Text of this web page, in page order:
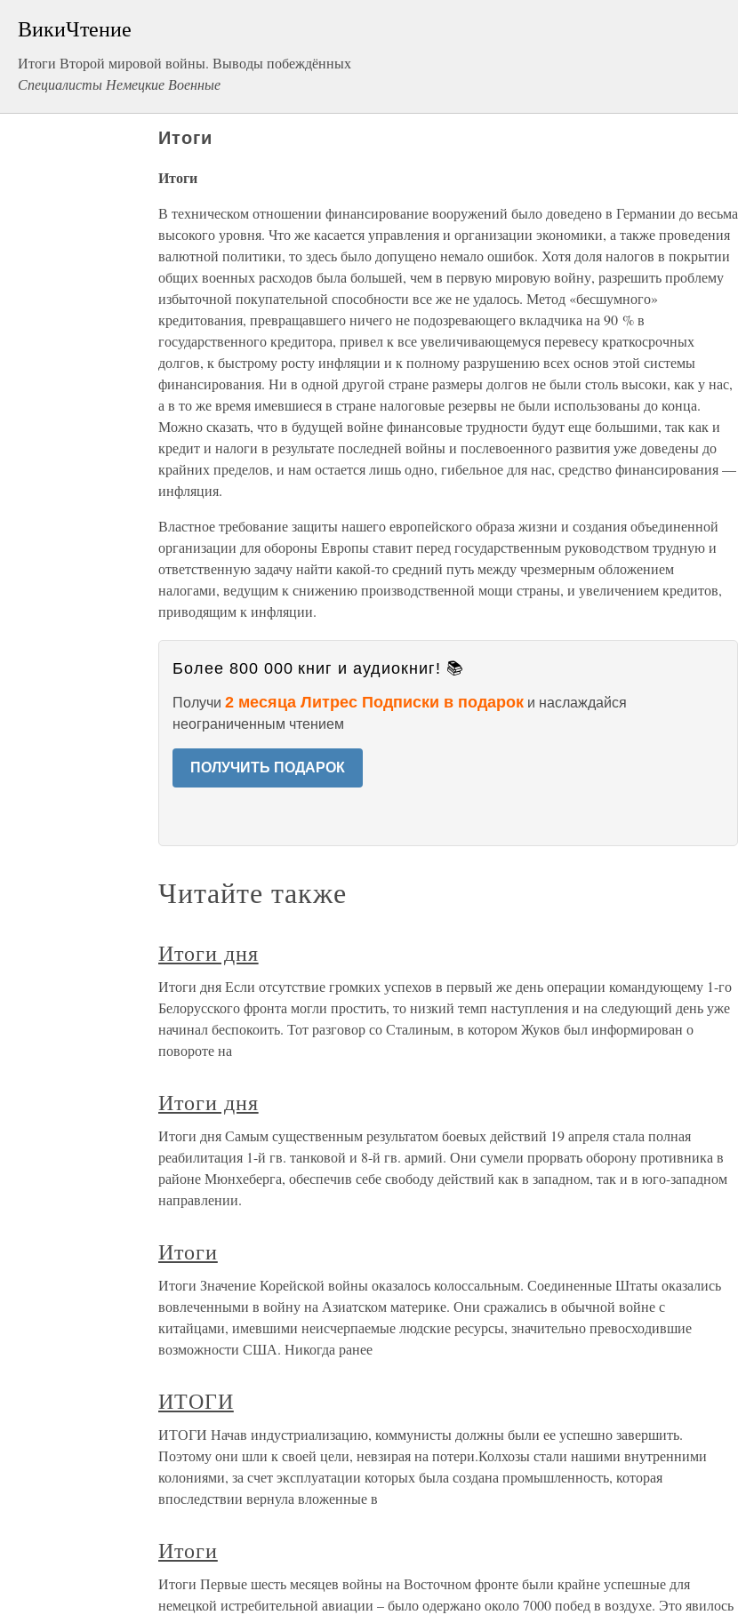
ВикиЧтение
Итоги Второй мировой войны. Выводы побеждённых
Специалисты Немецкие Военные
Итоги
Итоги
В техническом отношении финансирование вооружений было доведено в Германии до весьма
высокого уровня. Что же касается управления и организации экономики, а также проведения
валютной политики, то здесь было допущено немало ошибок. Хотя доля налогов в покрытии
общих военных расходов была большей, чем в первую мировую войну, разрешить проблему
избыточной покупательной способности все же не удалось. Метод «бесшумного»
кредитования, превращавшего ничего не подозревающего вкладчика на 90 % в
государственного кредитора, привел к все увеличивающемуся перевесу краткосрочных
долгов, к быстрому росту инфляции и к полному разрушению всех основ этой системы
финансирования. Ни в одной другой стране размеры долгов не были столь высоки, как у нас,
а в то же время имевшиеся в стране налоговые резервы не были использованы до конца.
Можно сказать, что в будущей войне финансовые трудности будут еще большими, так как и
кредит и налоги в результате последней войны и послевоенного развития уже доведены до
крайних пределов, и нам остается лишь одно, гибельное для нас, средство финансирования —
инфляция.
Властное требование защиты нашего европейского образа жизни и создания объединенной
организации для обороны Европы ставит перед государственным руководством трудную и
ответственную задачу найти какой-то средний путь между чрезмерным обложением
налогами, ведущим к снижению производственной мощи страны, и увеличением кредитов,
приводящим к инфляции.
Более 800 000 книг и аудиокниг! 📚
Получи 2 месяца Литрес Подписки в подарок и наслаждайся
неограниченным чтением
ПОЛУЧИТЬ ПОДАРОК
Читайте также
Итоги дня
Итоги дня Если отсутствие громких успехов в первый же день операции командующему 1-го
Белорусского фронта могли простить, то низкий темп наступления и на следующий день уже
начинал беспокоить. Тот разговор со Сталиным, в котором Жуков был информирован о
повороте на
Итоги дня
Итоги дня Самым существенным результатом боевых действий 19 апреля стала полная
реабилитация 1-й гв. танковой и 8-й гв. армий. Они сумели прорвать оборону противника в
районе Мюнхеберга, обеспечив себе свободу действий как в западном, так и в юго-западном
направлении.
Итоги
Итоги Значение Корейской войны оказалось колоссальным. Соединенные Штаты оказались
вовлеченными в войну на Азиатском материке. Они сражались в обычной войне с
китайцами, имевшими неисчерпаемые людские ресурсы, значительно превосходившие
возможности США. Никогда ранее
ИТОГИ
ИТОГИ Начав индустриализацию, коммунисты должны были ее успешно завершить.
Поэтому они шли к своей цели, невзирая на потери.Колхозы стали нашими внутренними
колониями, за счет эксплуатации которых была создана промышленность, которая
впоследствии вернула вложенные в
Итоги
Итоги Первые шесть месяцев войны на Восточном фронте были крайне успешные для
немецкой истребительной авиации – было одержано около 7000 побед в воздухе. Это явилось